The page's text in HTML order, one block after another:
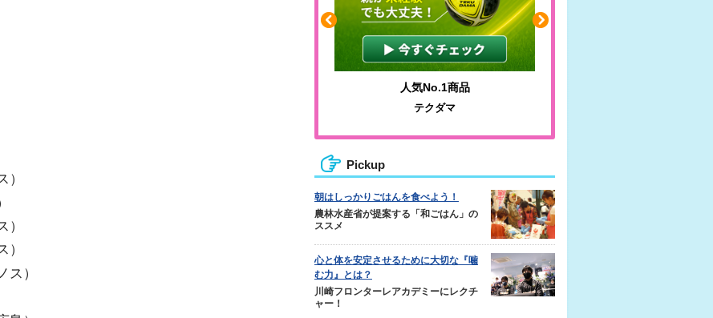
）
人気No.1商品
テクダマ
Pickup
朝はしっかりごはんを食べよう！
農林水産省が提案する「和ごはん」の
ススメ
心と体を安定させるために大切な『噛
む力』とは？
川崎フロンターレアカデミーにレクチ
ャー！